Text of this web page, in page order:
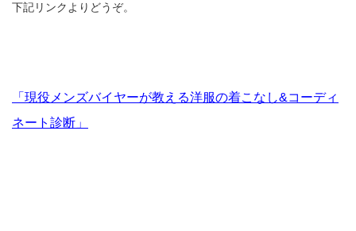
下記リンクよりどうぞ。
「現役メンズバイヤーが教える洋服の着こなし&コーディ
ネート診断」